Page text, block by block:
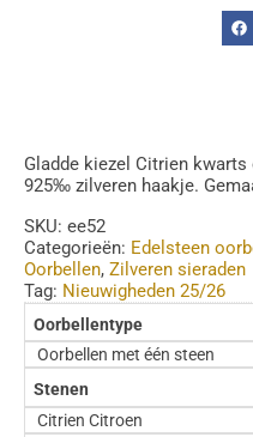
Gladde kiezel Citrien
925‰ zilveren haakje.
SKU: ee52
Categorieën: Edelsteen
Oorbellen, Zilveren sieraden
Tag: Nieuwigheden 25/26
Oorbellentype
Oorbellen met één steen
Stenen
Citrien Citroen